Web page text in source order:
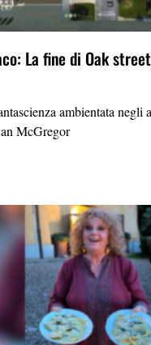
La fine di Oak
ambientata negli
McGregor